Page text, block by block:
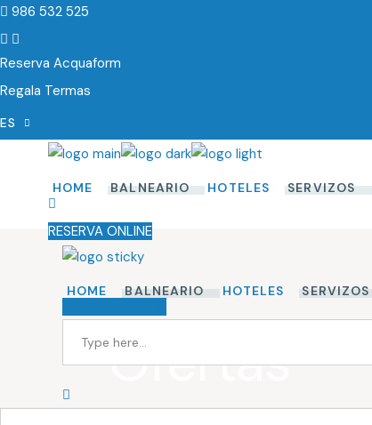
986 532 525
Reserva Acquaform
Regala Termas
ES
HOME BALNEARIO HOTELES SERVIZOS
RESERVA ONLINE
HOME BALNEARIO HOTELES SERVIZOS
Ofertas